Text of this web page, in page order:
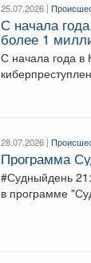
25.07.2026 |
С начала
более 1
С начала года в
28.07.2026 |
Программа
#Судныйдень